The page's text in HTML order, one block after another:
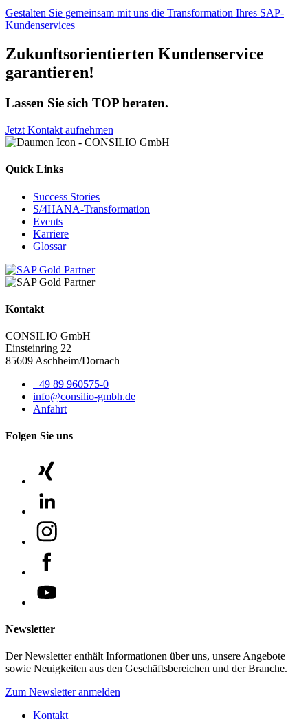
Gestalten Sie gemeinsam mit uns die Transformation Ihres SAP-
Kundenservices
Zukunftsorientierten Kundenservice
garantieren!
Lassen Sie sich TOP beraten.
Jetzt Kontakt aufnehmen
Quick Links
Success Stories
S/4HANA-Transformation
Events
Karriere
Glossar
Kontakt
CONSILIO GmbH
Einsteinring 22
85609 Aschheim/Dornach
+49 89 960575-0
info@consilio-gmbh.de
Anfahrt
Folgen Sie uns
Newsletter
Der Newsletter enthält Informationen über uns, unsere Angebote
sowie Neuigkeiten aus den Geschäftsbereichen und der Branche.
Zum Newsletter anmelden
Kontakt